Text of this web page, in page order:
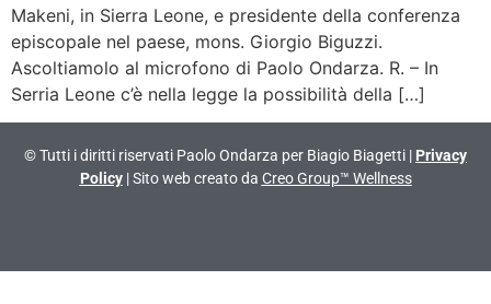
Makeni, in Sierra Leone, e presidente della conferenza
episcopale nel paese, mons. Giorgio Biguzzi.
Ascoltiamolo al microfono di Paolo Ondarza. R. – In
Serria Leone c’è nella legge la possibilità della […]
© Tutti i diritti riservati Paolo Ondarza per Biagio Biagetti | Privacy
Policy| Sito web creato da Creo Group™ Wellness